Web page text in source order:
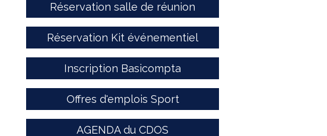
Réservation salle de réunion
Réservation Kit événementiel
Inscription Basicompta
Offres d'emplois Sport
AGENDA du CDOS